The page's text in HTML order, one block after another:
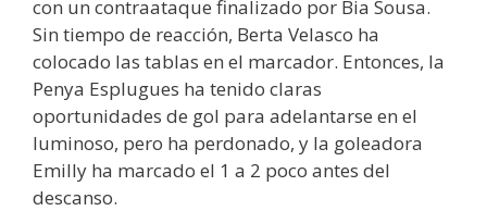
con un contraataque finalizado por Bia Sousa.
Sin tiempo de reacción, Berta Velasco ha
colocado las tablas en el marcador. Entonces, la
Penya Esplugues ha tenido claras
oportunidades de gol para adelantarse en el
luminoso, pero ha perdonado, y la goleadora
Emilly ha marcado el 1 a 2 poco antes del
descanso.